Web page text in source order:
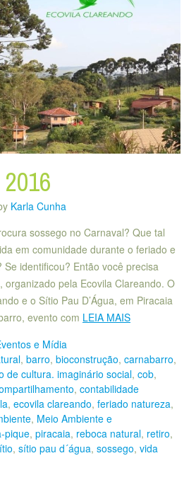
Karla Cunha
sossego no Carnaval? Que tal
em comunidade durante o feriado e
identificou? Então você precisa
organizado pela Ecovila Clareando. O
e o Sítio Pau D’Água, em Piracaia
evento com LEIA MAIS
e Mídia
, barro, bioconstrução, carnabarro,
de cultura. imaginário social, cob,
, contabilidade
, ecovila clareando, feriado natureza,
, Meio Ambiente e
pique, piracaia, reboca natural, retiro,
, sítio pau d´água, sossego, vida